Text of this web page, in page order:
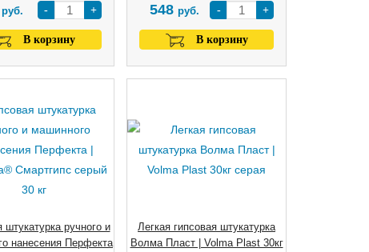
- +
руб.
В корзину
- +
548 руб.
В корзину
штукатурка ручного и
нанесения Перфекта
Легкая гипсовая штукатурка
Волма Пласт | Volma Plast 30кг